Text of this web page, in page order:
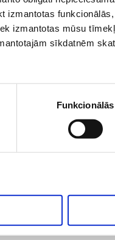
izmantotas
izmantotas mūsu
sīkdatnēm
Funkcionālās